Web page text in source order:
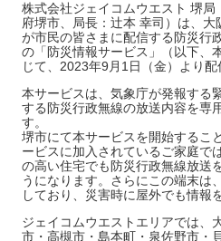
株式会社ジェイコムウエスト 堺局
府堺市、局長：辻本 幸司）は、大
が市民の皆さまに配信する防災行
の「防災情報サービス」（以下、
じて、2023年9月1日（金）より配
本サービスは、気象庁が発報する
する防災行政無線の放送内容を専
す。
堺市にて本サービスを開始するこ
ービスに加入されているご家庭で
の高い住宅でも防災行政無線放送
うになります。さらにこの端末は
しており、災害時に屋外でも情報
ジェイコムウエストエリアでは、
市・高槻市・島本町・泉佐野市・